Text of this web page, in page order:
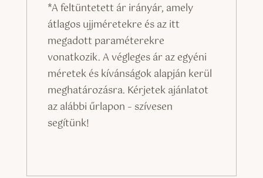
*A feltüntetett ár irányár, amely
átlagos ujjméretekre és az itt
megadott paraméterekre
vonatkozik. A végleges ár az egyéni
méretek és kívánságok alapján kerül
meghatározásra. Kérjetek ajánlatot
az alábbi űrlapon – szívesen
segítünk!